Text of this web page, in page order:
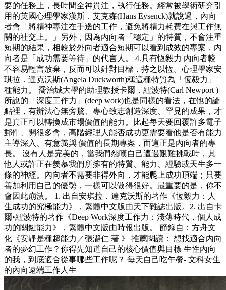
要的任務上，長時間全神貫注，執行任務。經常被學術研究引
用的英國心理學家漢斯．艾克森(Hans Eysenck)就說過，內向
者會「將精神專注在手邊的工作，避免將精力耗費在與工作無
關的社交上。」另外，因為內向者「穩定」的特質，不會注重
短期的結果，相較於外向者適合短期可以看到成效的專案，內
向者是「成功需要等待」的代言人。 4.具有恆毅力 內向者較
不容易輕言放棄，反而可以針對目標，持之以恆。心理學家安
琪拉．達克沃斯(Angela Duckworth)稱這種特質為「恆毅力」
種能力。 喬治城大學的助理教授卡爾．紐波特(Carl Newport )
所說的「深度工作力」(deep work)也是同樣的看法，在他的論
點裡，有辦法心無旁鶩、專心致志創造深度、罕見的成果，才
是真正可以轉換成市場價值的能力。比起每天要回覆許多電子
郵件、開很多會，高階經理人能否成功更需要看他是否有能力
主導深入、有意義與 價值的長期專案，而這正是內向者的專
長。 沒有人是完美的，當我們怨嘆自己遭遇艱難挑戰時，其
他人或許正在羨慕我們所擁有的特質、能力、經驗或天生多一
條的神經。內向者不需要非得外向，才能爬上成功頂端；只要
善加利用自己的優勢，一樣可以做得很好。最重要的是，你不
會因此崩潰。 1. 出自安琪拉．達克沃斯的著作《恆毅力：人
生成功的究極能力》，繁體中文版由天下雜誌出版。2. 出自卡
爾•紐波特的著作《Deep Work深度工作力：淺薄時代，個人成
功的關鍵能力》，繁體中文版由時報出版。 節錄自：方舟文
化《安靜是種超能力／張瀞仁 著 》 推薦閱讀： 想找適合內向
者的夢幻工作？你得先知道自己的核心價值與目標 生性內向
的我，到底適合從事哪些工作呢？ 每天自己吃午餐- 文科女生
的內向遠端工作人生